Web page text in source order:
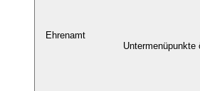
Ehrenamt
Untermenüpunkte